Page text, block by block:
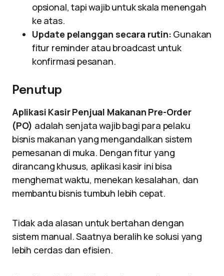
opsional, tapi wajib untuk skala menengah
ke atas.
Update pelanggan secara rutin: Gunakan
fitur reminder atau broadcast untuk
konfirmasi pesanan.
Penutup
Aplikasi Kasir Penjual Makanan Pre-Order
(PO) adalah senjata wajib bagi para pelaku
bisnis makanan yang mengandalkan sistem
pemesanan di muka. Dengan fitur yang
dirancang khusus, aplikasi kasir ini bisa
menghemat waktu, menekan kesalahan, dan
membantu bisnis tumbuh lebih cepat.
Tidak ada alasan untuk bertahan dengan
sistem manual. Saatnya beralih ke solusi yang
lebih cerdas dan efisien.